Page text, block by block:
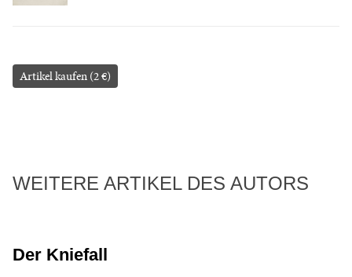
Artikel kaufen (2 €)
WEITERE ARTIKEL DES AUTORS
Der Kniefall